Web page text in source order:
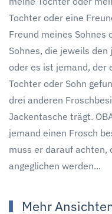
Tochter oder eine
Freund meines Sohnes
Sohnes, die jeweils
oder es ist jemand, der
Tochter oder Sohn
drei anderen
Jackentasche trägt.
jemand einen Frosch
muss er darauf achten,
angeglichen werden...
Mehr